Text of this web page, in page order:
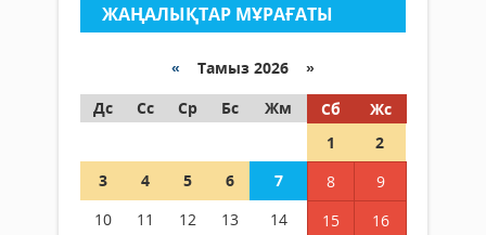
ЖАҢАЛЫҚТАР МҰРАҒАТЫ
« Тамыз 2026 »
Дс
Сс Ср Бс Жм Сб
Жс
1
2
3
4 5 6 7 8
9
10
11 12 13 14 15
16